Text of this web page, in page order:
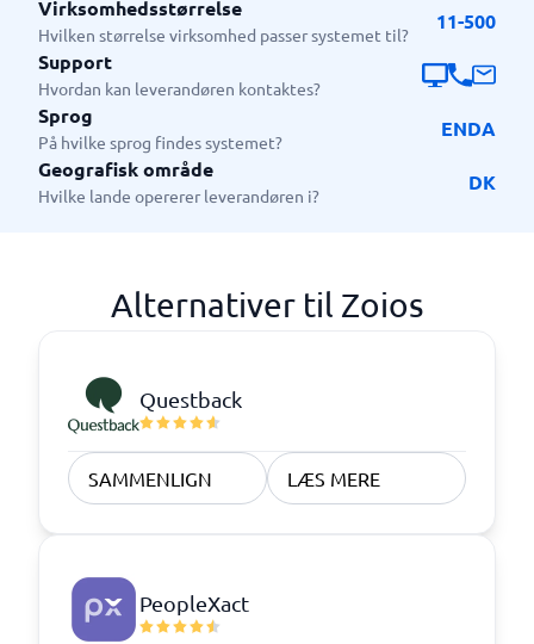
Virksomhedsstørrelse
Hvilken størrelse virksomhed passer systemet til?
11-500
Support
Hvordan kan leverandøren kontaktes?
Sprog
På hvilke sprog findes systemet?
ENDA
Geografisk område
Hvilke lande opererer leverandøren i?
DK
Alternativer til Zoios
Questback
SAMMENLIGN LÆS MERE
PeopleXact